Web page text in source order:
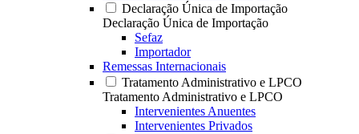
Declaração Única de Importação
Declaração Única de Importação
Sefaz
Importador
Remessas Internacionais
Tratamento Administrativo e LPCO
Tratamento Administrativo e LPCO
Intervenientes Anuentes
Intervenientes Privados